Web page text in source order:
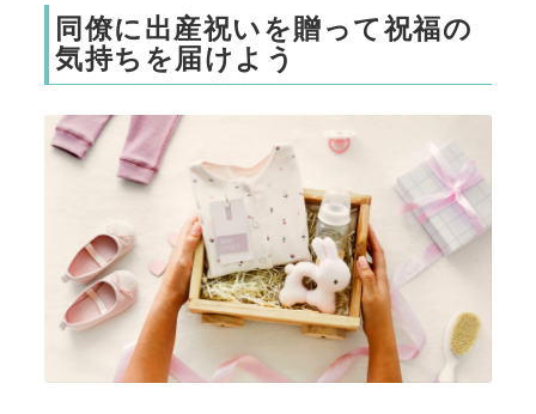
同僚に出産祝いを贈って祝福の
気持ちを届けよう